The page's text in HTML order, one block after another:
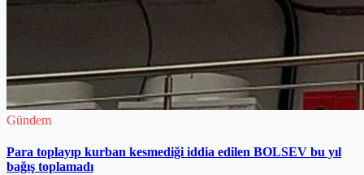
Gündem
Para toplayıp kurban kesmediği iddia edilen BOLSEV bu yıl
bağış toplamadı